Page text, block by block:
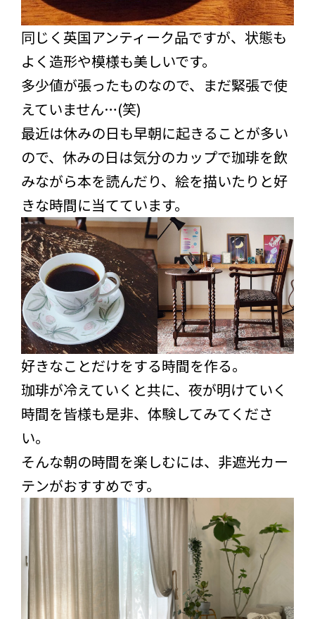
同じく英国アンティーク品ですが、状態も
よく造形や模様も美しいです。
多少値が張ったものなので、まだ緊張で使
えていません…(笑)
最近は休みの日も早朝に起きることが多い
ので、休みの日は気分のカップで珈琲を飲
みながら本を読んだり、絵を描いたりと好
きな時間に当てています。
好きなことだけをする時間を作る。
珈琲が冷えていくと共に、夜が明けていく
時間を皆様も是非、体験してみてくださ
い。
そんな朝の時間を楽しむには、非遮光カー
テンがおすすめです。